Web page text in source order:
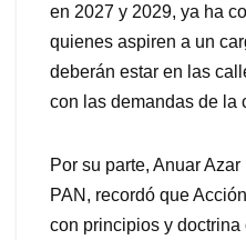
en 2027 y 2029, ya ha
quienes aspiren a un
deberán estar en las
con las demandas de la
Por su parte, Anuar
PAN, recordó que
con principios y